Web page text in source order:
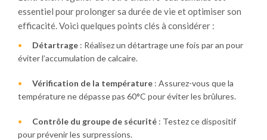
essentiel pour prolonger sa durée de vie et optimiser son
efficacité. Voici quelques points clés à considérer :
Détartrage : Réalisez un détartrage une fois par an pour
éviter l’accumulation de calcaire.
Vérification de la température : Assurez-vous que la
température ne dépasse pas 60°C pour éviter les brûlures.
Contrôle du groupe de sécurité : Testez ce dispositif
pour prévenir les surpressions.